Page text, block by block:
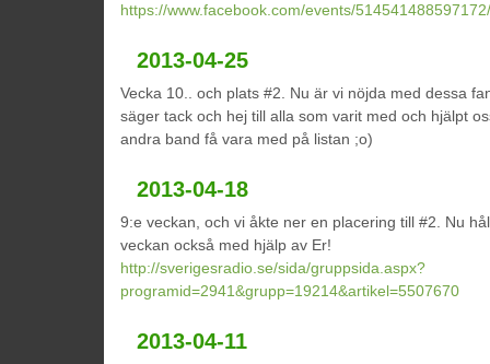
https://www.facebook.com/events/514541488597172/
2013-04-25
Vecka 10.. och plats #2. Nu är vi nöjda med dessa
säger tack och hej till alla som varit med och hjälpt
andra band få vara med på listan ;o)
2013-04-18
9:e veckan, och vi åkte ner en placering till #2. Nu
veckan också med hjälp av Er!
http://sverigesradio.se/sida/gruppsida.aspx?
programid=2941&grupp=19214&artikel=5507670
2013-04-11